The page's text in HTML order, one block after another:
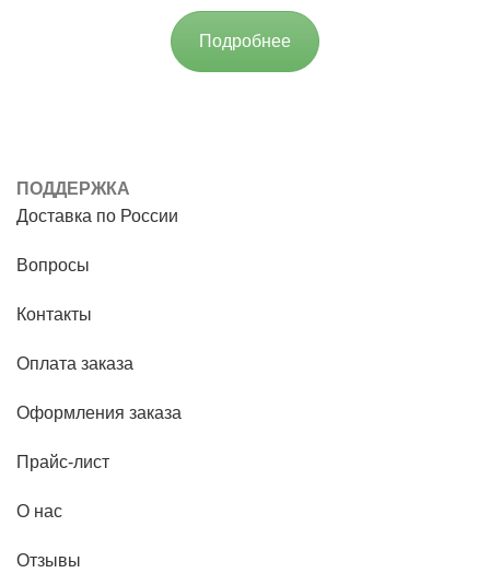
Подробнее
ПОДДЕРЖКА
Доставка по России
Вопросы
Контакты
Оплата заказа
Оформления заказа
Прайс-лист
О нас
Отзывы